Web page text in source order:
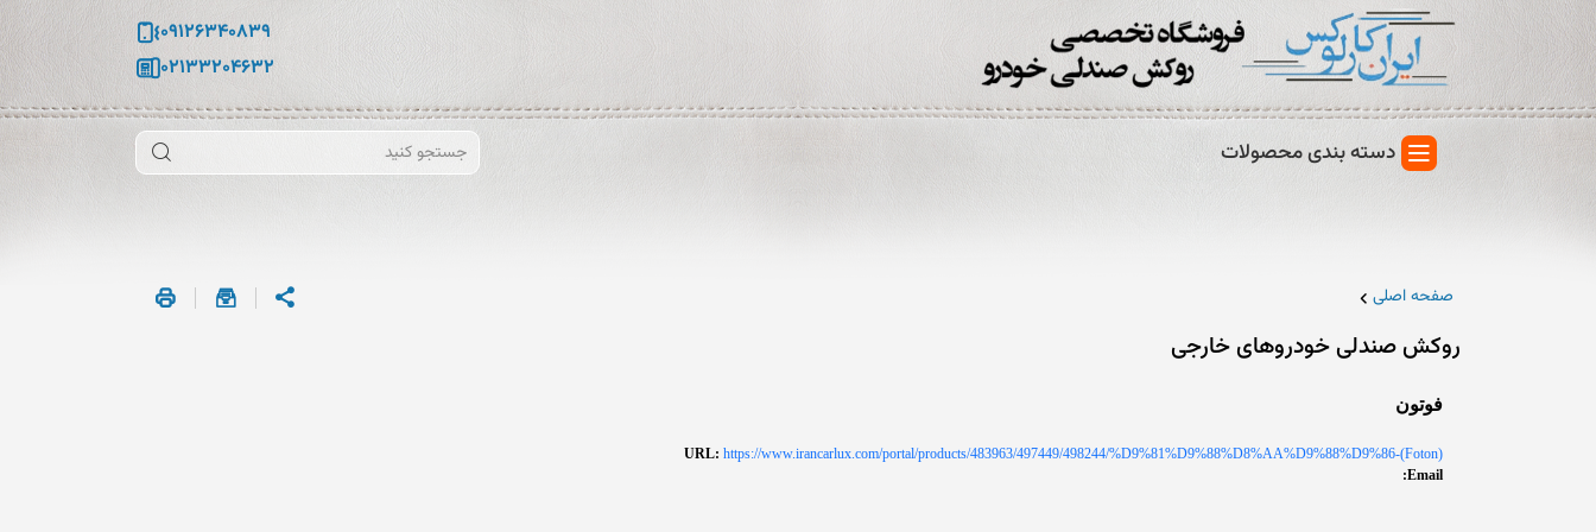
09126340839
02133204632
دسته بندی محصولات
صفحه اصلی
روکش صندلی خودروهای خارجی
فوتون
URL: https://www.irancarlux.com/portal/products/483963/497449/498244/%D9%81%D9%88%D8%AA%D9%88%D9%86-(Foton)
Email: